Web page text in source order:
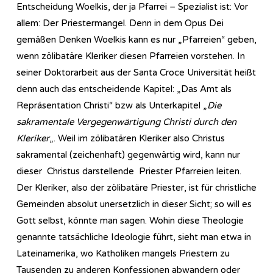
Entscheidung Woelkis, der ja Pfarrei – Spezialist ist: Vor
allem: Der Priestermangel. Denn in dem Opus Dei
gemäßen Denken Woelkis kann es nur „Pfarreien“ geben,
wenn zölibatäre Kleriker diesen Pfarreien vorstehen. In
seiner Doktorarbeit aus der Santa Croce Universität heißt
denn auch das entscheidende Kapitel: „Das Amt als
Repräsentation Christi“ bzw als Unterkapitel „Die
sakramentale Vergegenwärtigung Christi durch den
Kleriker„. Weil im zölibatären Kleriker also Christus
sakramental (zeichenhaft) gegenwärtig wird, kann nur
dieser Christus darstellende Priester Pfarreien leiten.
Der Kleriker, also der zölibatäre Priester, ist für christliche
Gemeinden absolut unersetzlich in dieser Sicht; so will es
Gott selbst, könnte man sagen. Wohin diese Theologie
genannte tatsächliche Ideologie führt, sieht man etwa in
Lateinamerika, wo Katholiken mangels Priestern zu
Tausenden zu anderen Konfessionen abwandern oder